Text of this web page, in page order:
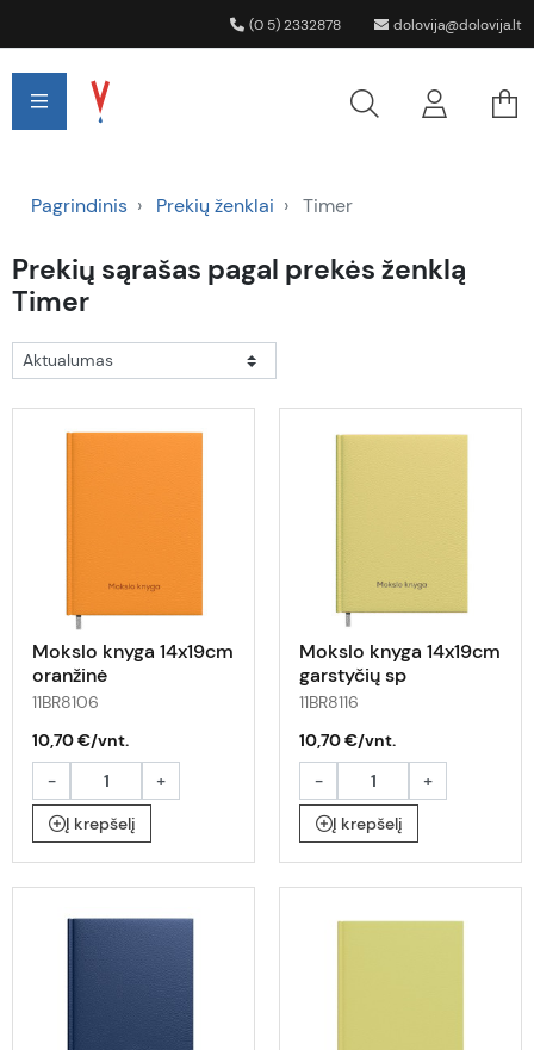
(0 5) 2332878 dolovija@dolovija.lt
Pagrindinis Prekių ženklai Timer
Prekių sąrašas pagal prekės ženklą
Timer
Mokslo knyga 14x19cm
oranžinė
11BR8106
10,70 €/vnt.
-
+
Į krepšelį
Mokslo knyga 14x19cm
garstyčių sp
11BR8116
10,70 €/vnt.
-
+
Į krepšelį